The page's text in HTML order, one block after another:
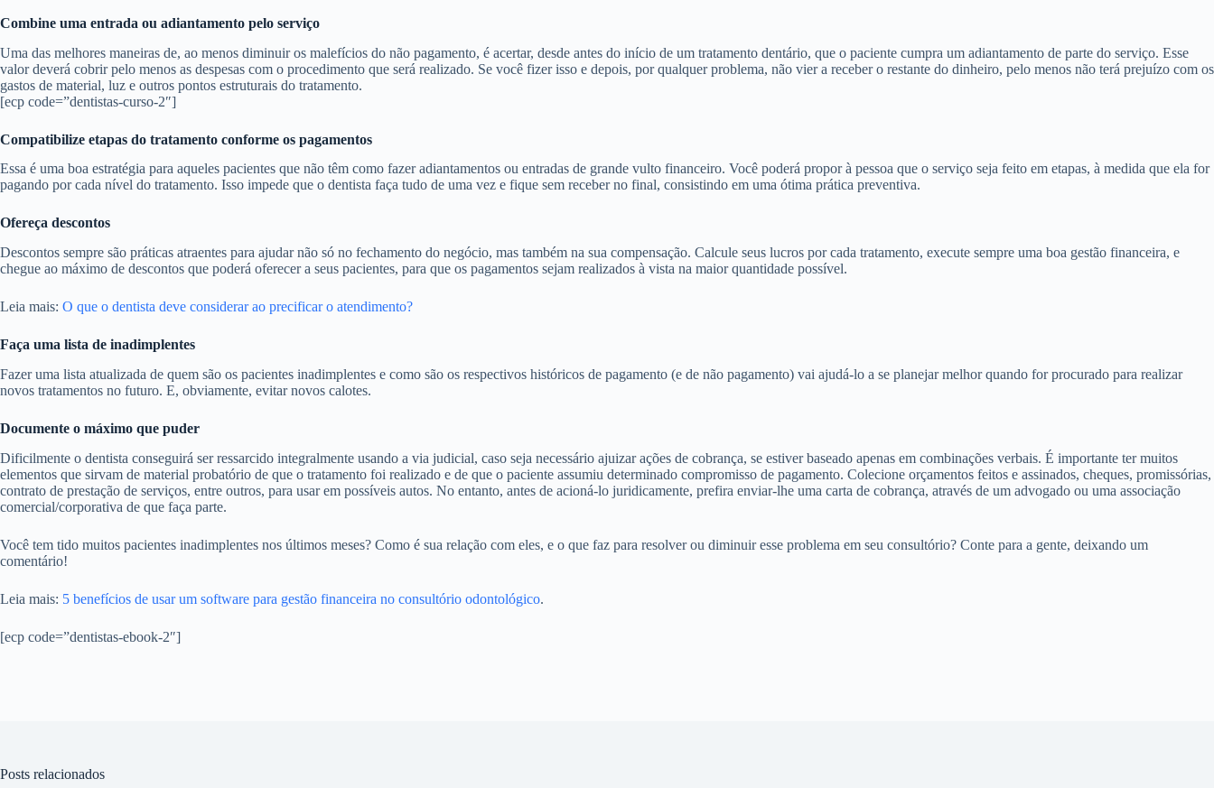
Combine uma entrada ou adiantamento pelo serviço
Uma das melhores maneiras de, ao menos diminuir os malefícios do não pagamento, é acertar, desde antes do início de um tratamento dentário, que o paciente cumpra um adiantamento de parte do serviço. Esse
valor deverá cobrir pelo menos as despesas com o procedimento que será realizado. Se você fizer isso e depois, por qualquer problema, não vier a receber o restante do dinheiro, pelo menos não terá prejuízo com os
gastos de material, luz e outros pontos estruturais do tratamento.
[ecp code=”dentistas-curso-2″]
Compatibilize etapas do tratamento conforme os pagamentos
Essa é uma boa estratégia para aqueles pacientes que não têm como fazer adiantamentos ou entradas de grande vulto financeiro. Você poderá propor à pessoa que o serviço seja feito em etapas, à medida que ela for
pagando por cada nível do tratamento. Isso impede que o dentista faça tudo de uma vez e fique sem receber no final, consistindo em uma ótima prática preventiva.
Ofereça descontos
Descontos sempre são práticas atraentes para ajudar não só no fechamento do negócio, mas também na sua compensação. Calcule seus lucros por cada tratamento, execute sempre uma boa gestão financeira, e
chegue ao máximo de descontos que poderá oferecer a seus pacientes, para que os pagamentos sejam realizados à vista na maior quantidade possível.
Leia mais: O que o dentista deve considerar ao precificar o atendimento?
Faça uma lista de inadimplentes
Fazer uma lista atualizada de quem são os pacientes inadimplentes e como são os respectivos históricos de pagamento (e de não pagamento) vai ajudá-lo a se planejar melhor quando for procurado para realizar
novos tratamentos no futuro. E, obviamente, evitar novos calotes.
Documente o máximo que puder
Dificilmente o dentista conseguirá ser ressarcido integralmente usando a via judicial, caso seja necessário ajuizar ações de cobrança, se estiver baseado apenas em combinações verbais. É importante ter muitos
elementos que sirvam de material probatório de que o tratamento foi realizado e de que o paciente assumiu determinado compromisso de pagamento. Colecione orçamentos feitos e assinados, cheques, promissórias,
contrato de prestação de serviços, entre outros, para usar em possíveis autos. No entanto, antes de acioná-lo juridicamente, prefira enviar-lhe uma carta de cobrança, através de um advogado ou uma associação
comercial/corporativa de que faça parte.
Você tem tido muitos pacientes inadimplentes nos últimos meses? Como é sua relação com eles, e o que faz para resolver ou diminuir esse problema em seu consultório? Conte para a gente, deixando um
comentário!
Leia mais: 5 benefícios de usar um software para gestão financeira no consultório odontológico.
[ecp code=”dentistas-ebook-2″]
Posts relacionados